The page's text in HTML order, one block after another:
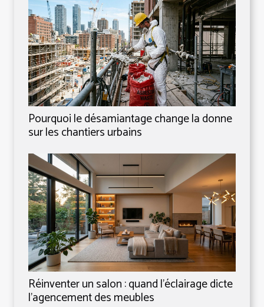
Pourquoi le désamiantage change la donne
sur les chantiers urbains
Réinventer un salon : quand l’éclairage dicte
l’agencement des meubles